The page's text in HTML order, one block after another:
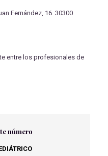
Fernández, 16. 30300
entre los profesionales de
número